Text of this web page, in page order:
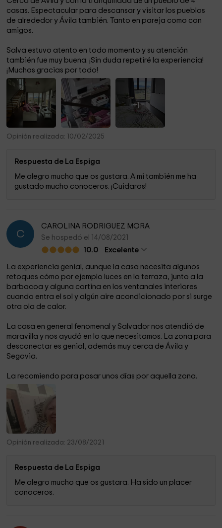
casas. Espectacular para descansar y visitar los pueblos
de alrededor y Ávila también. Tanto en pareja como con
amigos.
Salva estuvo atento en todo momento y su atención
también fue muy buena. ¡Sin duda repetiré la experiencia!
¡Muchas gracias por todo!
+1
Opinión realizada: 10/02/2025
Respuesta de La Espiga
Me alegro mucho que os gustara. A mi también me ha
gustado mucho conoceros. ¡Cuidaros!
C
CAROLINA RODRIGUEZ MORA
Se hospedó el 14/08/2021
10.0
Excelente
La experiencia genial, aunque la casa necesita algunos
retoques cómo por ejemplo luces en la terraza, junto a la
barbacoa y alguna cortina en los ventanales interiores
cuando entra el sol y algún aire acondicionado por si surge
otra ola de calor.
La casa en general fenomenal y Salvador nos atendió de
maravilla y nos ayudó en lo que necesitamos. La zona para
desconectar es genial, además muy cerca de Ávila y
Segovia.
La recomiendo para pasar unos días por aquella zona.
Opinión realizada: 23/08/2021
Respuesta de La Espiga
Me alegro mucho que os gustara. Ha sido un placer
conoceros.